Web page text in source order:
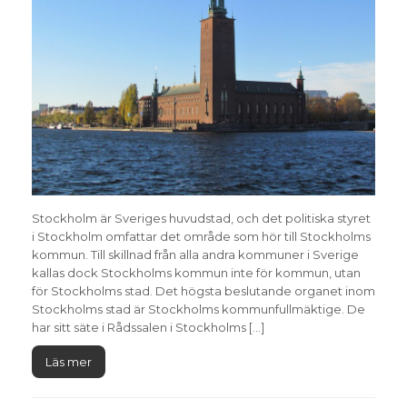
Stockholm är Sveriges huvudstad, och det politiska styret
i Stockholm omfattar det område som hör till Stockholms
kommun. Till skillnad från alla andra kommuner i Sverige
kallas dock Stockholms kommun inte för kommun, utan
för Stockholms stad. Det högsta beslutande organet inom
Stockholms stad är Stockholms kommunfullmäktige. De
har sitt säte i Rådssalen i Stockholms […]
Läs mer